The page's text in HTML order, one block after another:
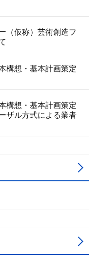
（仮称）芸術創造フ
構想・基本計画策定
構想・基本計画策定
ザル方式による業者